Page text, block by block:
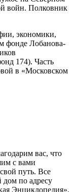
войн. Полковник
экономики,
фонде Лобанова-
174). Часть
в «Московском
вас, что
с вами
путь. Все
дом по адресу
Энциклопедия».